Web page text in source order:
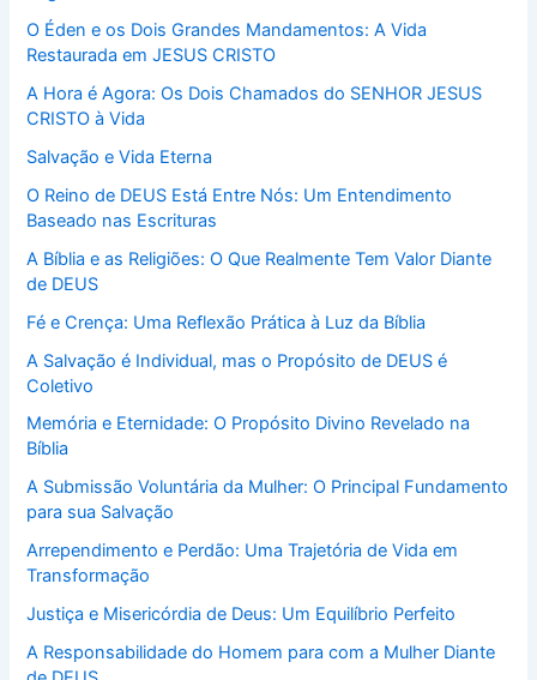
O Éden e os Dois Grandes Mandamentos: A Vida
Restaurada em JESUS CRISTO
A Hora é Agora: Os Dois Chamados do SENHOR JESUS
CRISTO à Vida
Salvação e Vida Eterna
O Reino de DEUS Está Entre Nós: Um Entendimento
Baseado nas Escrituras
A Bíblia e as Religiões: O Que Realmente Tem Valor Diante
de DEUS
Fé e Crença: Uma Reflexão Prática à Luz da Bíblia
A Salvação é Individual, mas o Propósito de DEUS é
Coletivo
Memória e Eternidade: O Propósito Divino Revelado na
Bíblia
A Submissão Voluntária da Mulher: O Principal Fundamento
para sua Salvação
Arrependimento e Perdão: Uma Trajetória de Vida em
Transformação
Justiça e Misericórdia de Deus: Um Equilíbrio Perfeito
A Responsabilidade do Homem para com a Mulher Diante